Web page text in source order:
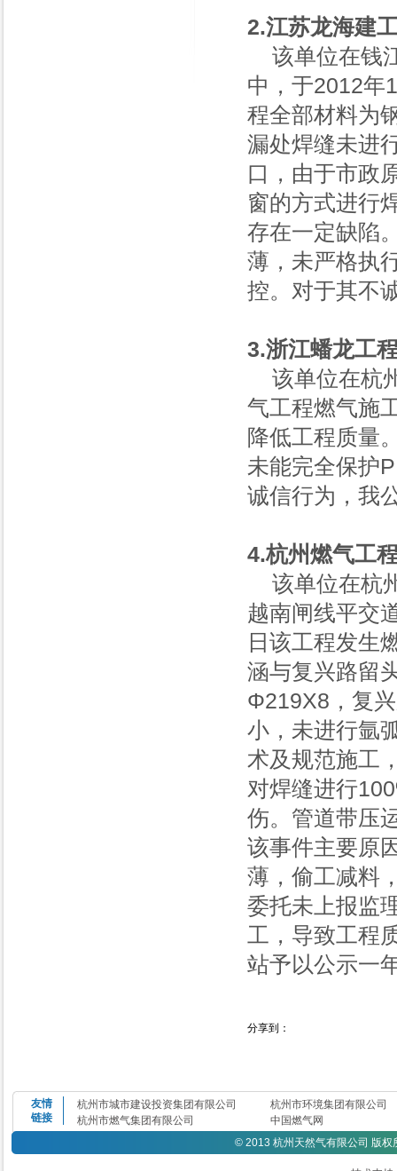
2.江苏龙海建
该单位在钱
中，于2012年
程全部材料为
漏处焊缝未进
口，由于市政
窗的方式进行
存在一定缺陷
薄，未严格执
控。对于其不
3.浙江蟠龙工
该单位在杭
气工程燃气施
降低工程质量
未能完全保护
诚信行为，我
4.杭州燃气工
该单位在杭
越南闸线平交
日该工程发生
涵与复兴路留
Φ219X8，复
小，未进行氩
术及规范施工
对焊缝进行
伤。管道带压
该事件主要原
薄，偷工减料
委托未上报监
工，导致工程
站予以公示一
分享到：
友情
链接
杭州市城市建设投资集团有限公司
杭州市环境集团有限公司
杭州市燃气集团有限公司
中国燃气网
© 2013 杭州天然气有限公司 版权